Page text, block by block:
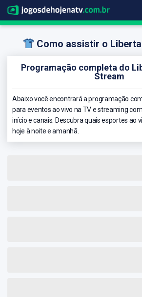
Como assistir o
Programação completa do
Stream
Abaixo você encontrará a programação
para eventos ao vivo na TV e streaming
início e canais. Descubra quais esportes ao
hoje à noite e amanhã.